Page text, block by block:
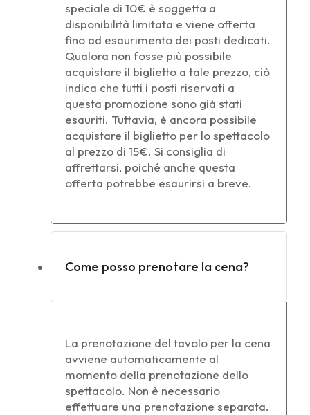
speciale di 10€ è soggetta a
disponibilità limitata e viene offerta
fino ad esaurimento dei posti dedicati.
Qualora non fosse più possibile
acquistare il biglietto a tale prezzo, ciò
indica che tutti i posti riservati a
questa promozione sono già stati
esauriti. Tuttavia, è ancora possibile
acquistare il biglietto per lo spettacolo
al prezzo di 15€. Si consiglia di
affrettarsi, poiché anche questa
offerta potrebbe esaurirsi a breve.
Come posso prenotare la cena?
La prenotazione del tavolo per la cena
avviene automaticamente al
momento della prenotazione dello
spettacolo. Non è necessario
effettuare una prenotazione separata.